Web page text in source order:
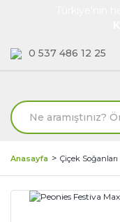
0 537 486 12 25
Anasayfa Çiçek Soğanları